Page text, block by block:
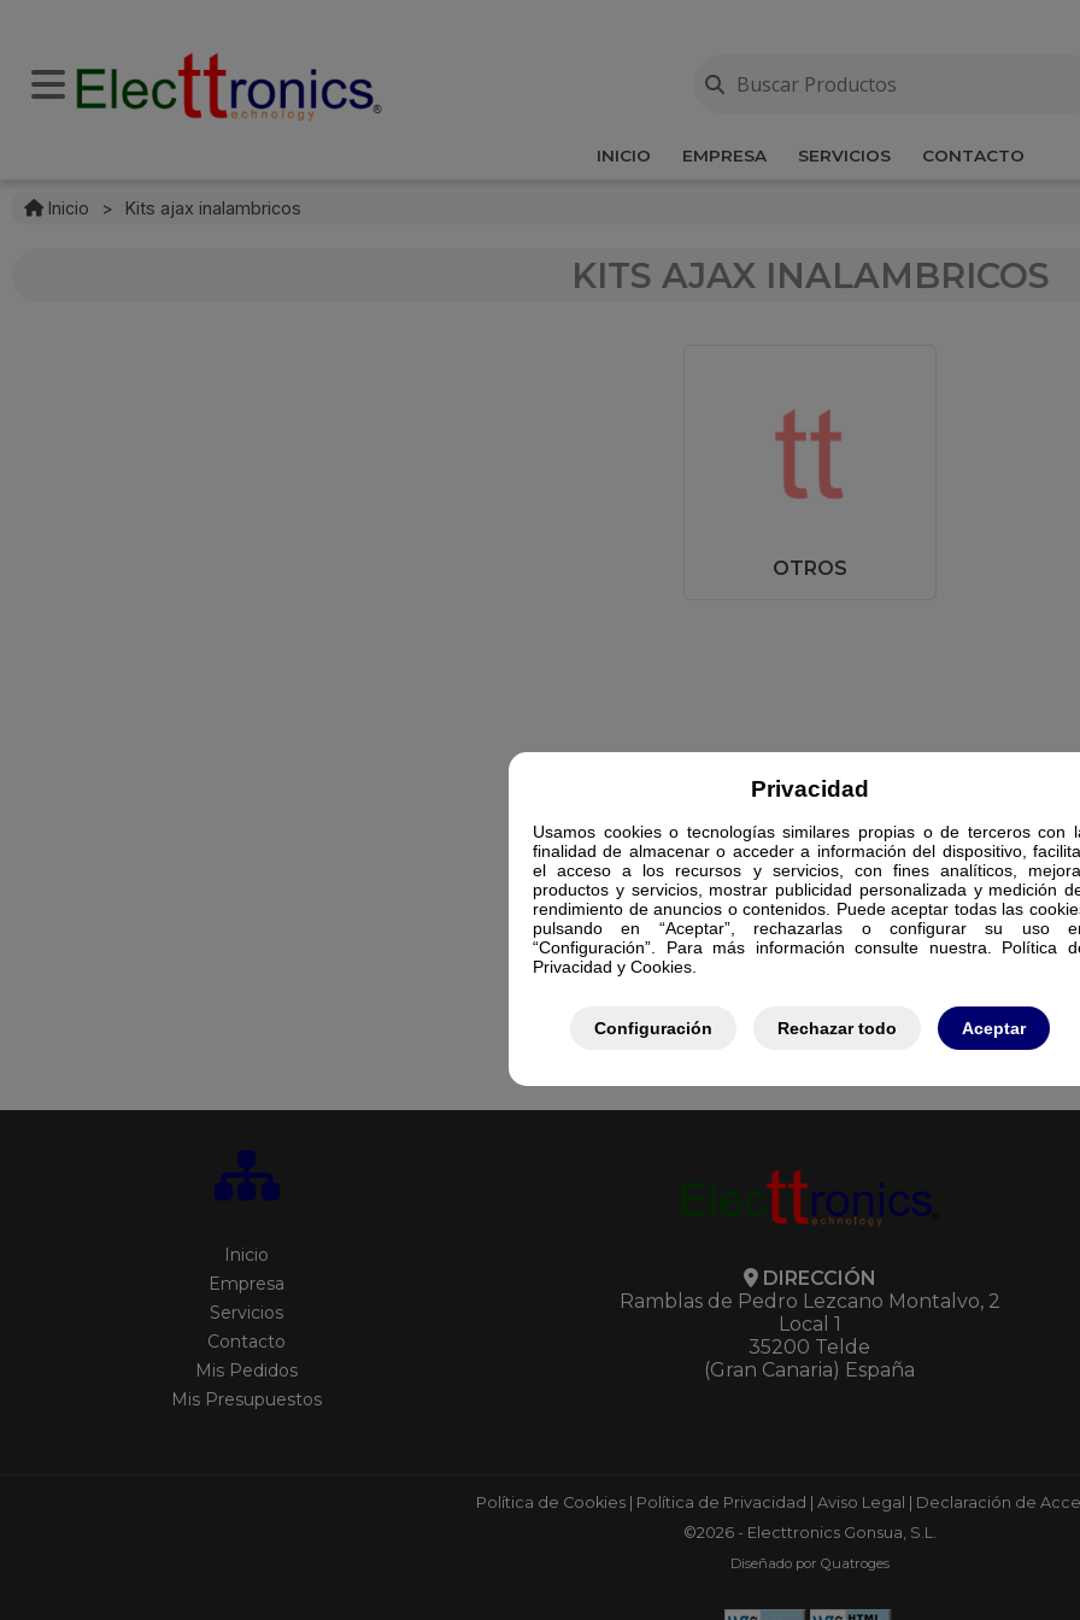
Privacidad
Usamos cookies o tecnologías similares propias o de terceros con
finalidad de almacenar o acceder a información del dispositivo,
el acceso a los recursos y servicios, con fines analíticos,
productos y servicios, mostrar publicidad personalizada y medición
rendimiento de anuncios o contenidos. Puede aceptar todas las
pulsando en “Aceptar”, rechazarlas o configurar su uso
“Configuración”. Para más información consulte nuestra. Política
Privacidad y Cookies.
Configuración Rechazar todo Aceptar
INICIO EMPRESA SERVICIOS CONTACTO
Inicio > Kits ajax inalambricos
KITS AJAX INALAMBRICOS
OTROS
Inicio
Empresa
Servicios
Contacto
Mis Pedidos
Mis Presupuestos
DIRECCIÓN
Ramblas de Pedro Lezcano Montalvo, 2
Local 1
35200 Telde
(Gran Canaria) España
Política de Cookies| Política de Privacidad Aviso Legal
Declaración de
©2026 - Electtronics Gonsua, S.L.
Diseñado por Quatroges